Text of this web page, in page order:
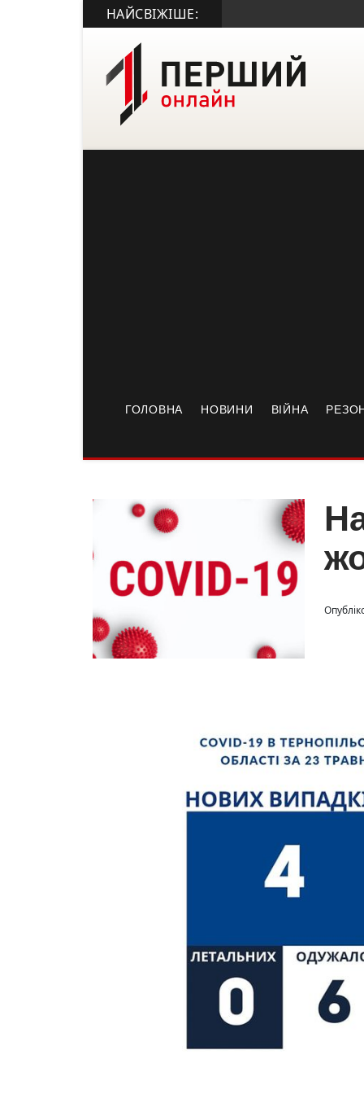
НАЙСВІЖІШЕ:
ГОЛОВНА НОВИНИ ВІЙНА